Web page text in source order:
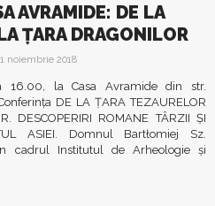
AVRAMIDE: DE LA
ȚARA DRAGONILOR
1 noiembrie 2018
16.00, la Casa Avramide din str.
DE LA ȚARA TEZAURELOR
DESCOPERIRI ROMANE TÂRZII ȘI
ASIEI. Domnul Bartłomiej Sz.
cadrul Institutul de Arheologie și